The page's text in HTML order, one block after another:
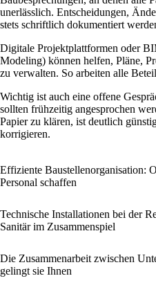
unerlässlich. Entscheidungen,
stets schriftlich dokumentiert
Digitale Projektplattformen oder
Modeling) können helfen, Pläne,
zu verwalten. So arbeiten alle
Wichtig ist auch eine offene
sollten frühzeitig angesprochen
Papier zu klären, ist deutlich
korrigieren.
Effiziente Baustellenorganisation:
Personal schaffen
Technische Installationen bei der
Sanitär im Zusammenspiel
Die Zusammenarbeit zwischen
gelingt sie Ihnen